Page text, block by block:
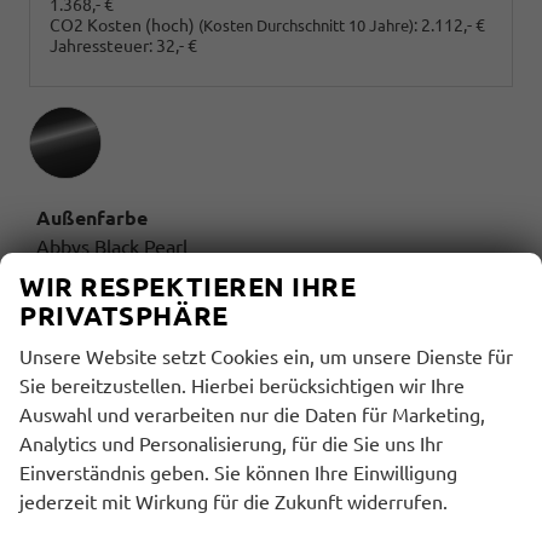
1.368,- €
CO2 Kosten (hoch) (Kosten Durchschnitt 10 Jahre): 2.112,- €
Jahressteuer: 32,- €
Außenfarbe
Abbys Black Pearl
Innenausstattung
Innenausstattung
Schwarz
BESCHREIBUNG
WIR RESPEKTIEREN IHRE
PRIVATSPHÄRE
Unsere Website setzt Cookies ein, um unsere Dienste für
Sie bereitzustellen. Hierbei berücksichtigen wir Ihre
Auswahl und verarbeiten nur die Daten für Marketing,
Analytics und Personalisierung, für die Sie uns Ihr
Einverständnis geben. Sie können Ihre Einwilligung
jederzeit mit Wirkung für die Zukunft widerrufen.